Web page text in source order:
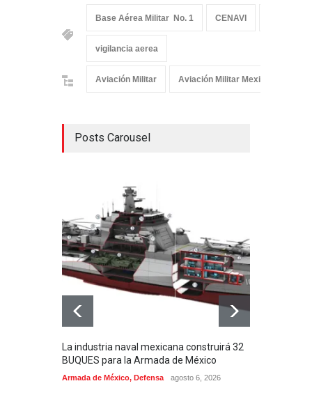
Base Aérea Militar No. 1 CENAVI
vigilancia aerea
Aviación Militar Aviación Militar Mexicana
Posts Carousel
La industria naval mexicana construirá 32
BUQUES para la Armada de México
Armada de México, Defensa agosto 6, 2026